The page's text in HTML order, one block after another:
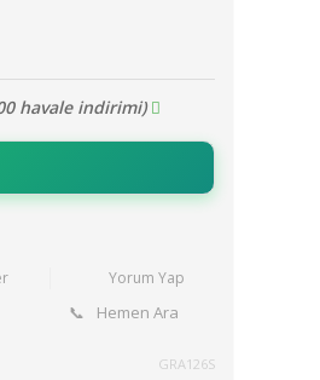
havale indirimi)
Yorum Yap
📞 Hemen Ara
GRA126S